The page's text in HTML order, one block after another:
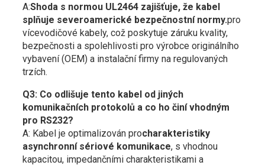
A:Shoda s normou UL2464 zajišťuje, že kabel
splňuje severoamerické bezpečnostní normy.pro
vícevodičové kabely, což poskytuje záruku kvality,
bezpečnosti a spolehlivosti pro výrobce originálního
vybavení (OEM) a instalační firmy na regulovaných
trzích.
Q3: Co odlišuje tento kabel od jiných
komunikačních protokolů a co ho činí vhodným
pro RS232?
A: Kabel je optimalizován procharakteristiky
asynchronní sériové komunikace, s vhodnou
kapacitou, impedančními charakteristikami a